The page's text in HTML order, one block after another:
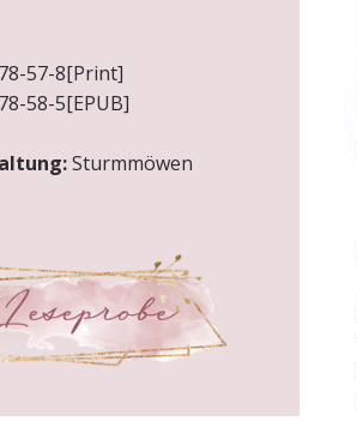
57-8[Print]
58-5[EPUB]
Sturmmöwen